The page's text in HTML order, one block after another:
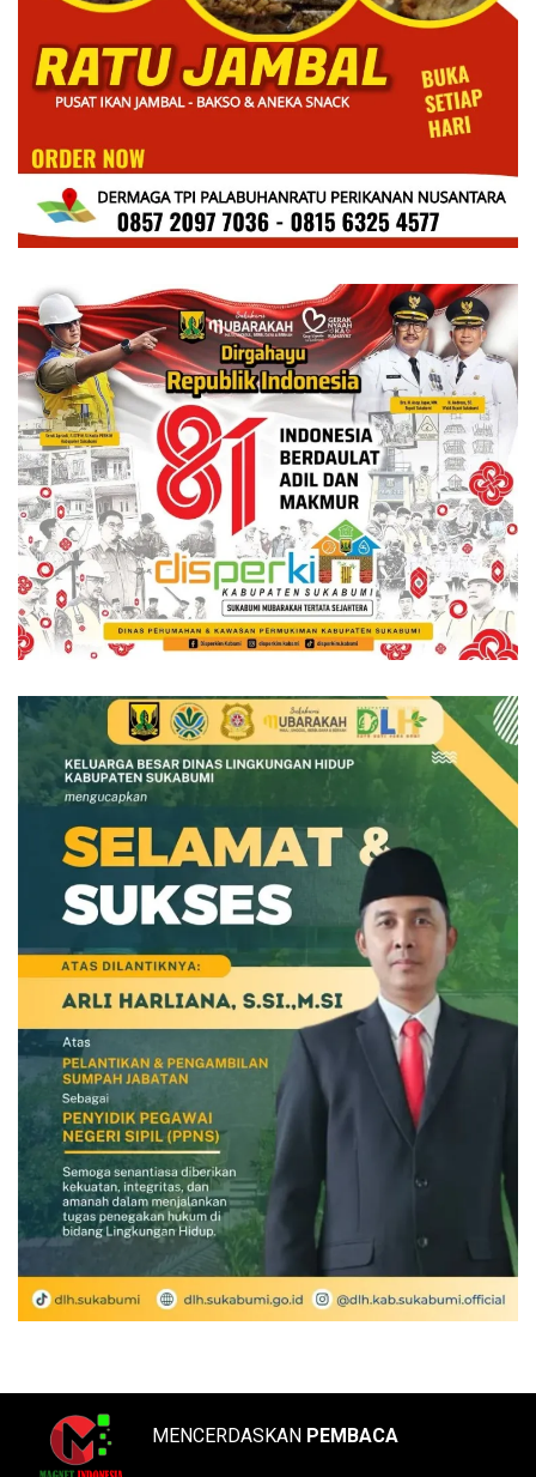
MENCERDASKAN PEMBACA